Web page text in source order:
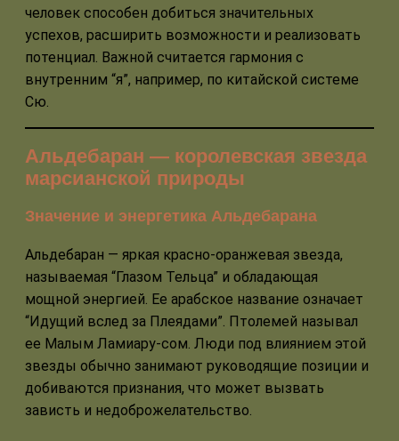
человек способен добиться значительных
успехов, расширить возможности и реализовать
потенциал. Важной считается гармония с
внутренним “я”, например, по китайской системе
Сю.
Альдебаран — королевская звезда
марсианской природы
Значение и энергетика Альдебарана
Альдебаран — яркая красно-оранжевая звезда,
называемая “Глазом Тельца” и обладающая
мощной энергией. Ее арабское название означает
“Идущий вслед за Плеядами”. Птолемей называл
ее Малым Ламиару-сом. Люди под влиянием этой
звезды обычно занимают руководящие позиции и
добиваются признания, что может вызвать
зависть и недоброжелательство.